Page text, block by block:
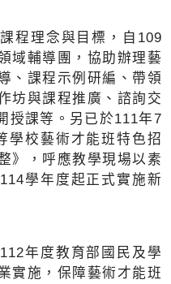
程理念與目標，自109
域輔導團，協助辦理藝
、課程示例研編、帶領
坊與課程推廣、諮詢交
授課等。另已於111年7
學校藝術才能班特色招
》，呼應教學現場以素
學年度起正式實施新
年度教育部國民及學
實施，保障藝術才能班